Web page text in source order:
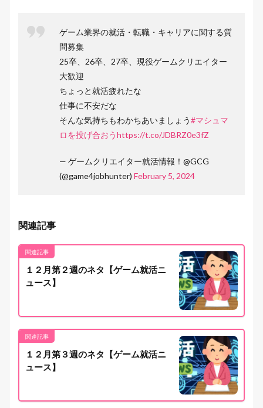
ゲーム業界の就活・転職・キャリアに関する質
問募集
25卒、26卒、27卒、現役ゲームクリエイター
大歓迎
ちょっと就活疲れたな
仕事に不安だな
そんな気持ちもわかちあいましょう#マシュマ
ロを投げ合おうhttps://t.co/JDBRZ0e3fZ
— ゲームクリエイター就活情報！@GCG
(@game4jobhunter) February 5, 2024
関連記事
関連記事
１２月第２週のネタ【ゲーム就活ニ
ュース】
関連記事
１２月第３週のネタ【ゲーム就活ニ
ュース】